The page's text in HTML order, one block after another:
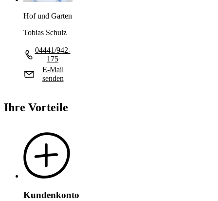
Hof und Garten
Tobias Schulz
04441/942-
175
E-Mail
senden
Ihre Vorteile
Kundenkonto